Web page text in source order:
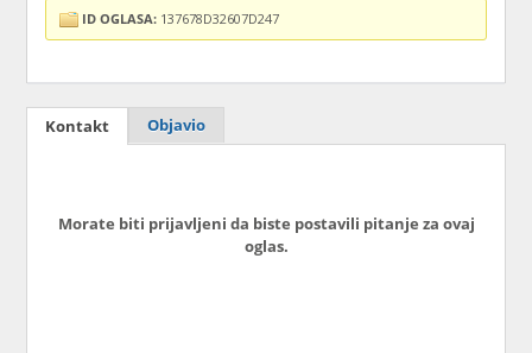
ID OGLASA: 137678D32607D247
Kontakt Objavio
Morate biti prijavljeni da biste postavili pitanje za ovaj
oglas.